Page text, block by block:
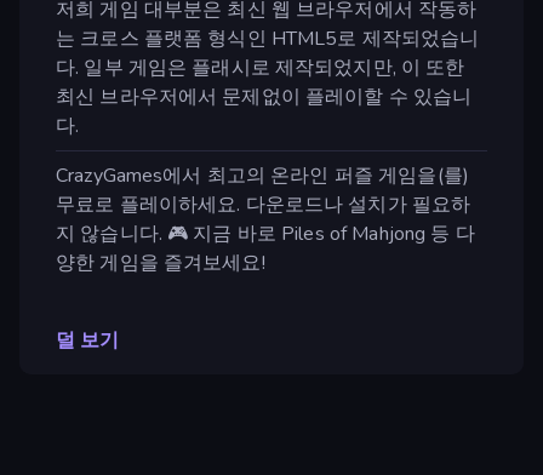
저희 게임 대부분은 최신 웹 브라우저에서 작동하
는 크로스 플랫폼 형식인 HTML5로 제작되었습니
다. 일부 게임은 플래시로 제작되었지만, 이 또한
최신 브라우저에서 문제없이 플레이할 수 있습니
다.
CrazyGames에서 최고의 온라인 퍼즐 게임을(를)
무료로 플레이하세요. 다운로드나 설치가 필요하
지 않습니다. 🎮 지금 바로 Piles of Mahjong 등 다
양한 게임을 즐겨보세요!
덜 보기